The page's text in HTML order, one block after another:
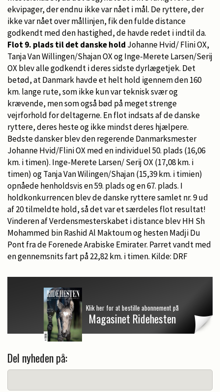
ekvipager, der endnu ikke var nået i mål. De ryttere, der
ikke var nået over mållinjen, fik den fulde distance
godkendt med den hastighed, de havde redet i indtil da.
Flot 9. plads til det danske hold Johanne Hvid/ Flini OX,
Tanja Van Willingen/Shajan OX og Inge-Merete Larsen/Serij
OX blev alle godkendt i deres sidste dyrlægetjek. Det
betød, at Danmark havde et helt hold igennem den 160
km. lange rute, som ikke kun var teknisk svær og
krævende, men som også bød på meget strenge
vejrforhold for deltagerne. En flot indsats af de danske
ryttere, deres heste og ikke mindst deres hjælpere.
Bedste dansker blev den regerende Danmarksmester
Johanne Hvid/Flini OX med en individuel 50. plads (16,06
km. i timen). Inge-Merete Larsen/ Serij OX (17,08 km. i
timen) og Tanja Van Wilingen/Shajan (15,39 km. i timien)
opnåede henholdsvis en 59. plads og en 67. plads. I
holdkonkurrencen blev de danske ryttere samlet nr. 9 ud
af 20 tilmeldte hold, så det var et særdeles flot resultat!
Vinderen af Verdensmesterskabet i distance blev HH Sh
Mohammed bin Rashid Al Maktoum og hesten Madji Du
Pont fra de Forenede Arabiske Emirater. Parret vandt med
en gennemsnits fart på 22,82 km. i timen. Kilde: DRF
Klik her for at bestille abonnement på
Magasinet Ridehesten
Del nyheden på: